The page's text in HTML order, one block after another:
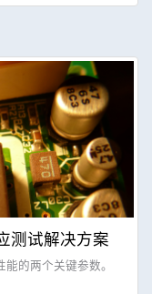
测试解决方案
的两个关键参数。